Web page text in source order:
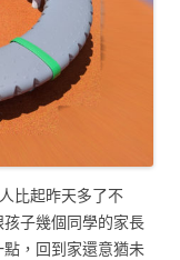
比起昨天多了不
子幾個同學的家長
，回到家還意猶未